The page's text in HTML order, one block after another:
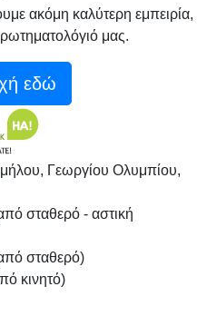
ακόμη καλύτερη εμπειρία,
μας.
εδώ
Γεωργίου Ολυμπίου,
σταθερό - αστική
σταθερό)
κινητό)